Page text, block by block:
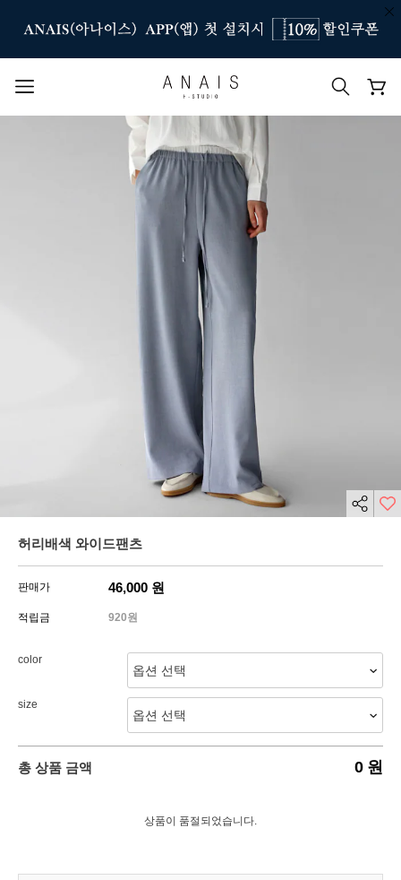
인기 검색어
#신상7%할인 #아나이스 제작
#당일발송 #BEST OF BEST
허리배색 와이드팬츠
판매가 46,000 원
적립금 920원
color
size
총 상품 금액 0 원
상품이 품절되었습니다.